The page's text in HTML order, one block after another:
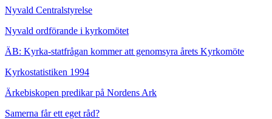
Nyvald Centralstyrelse
Nyvald ordförande i kyrkomötet
ÄB: Kyrka-statfrågan kommer att genomsyra årets Kyrkomöte
Kyrkostatistiken 1994
Ärkebiskopen predikar på Nordens Ark
Samerna får ett eget råd?